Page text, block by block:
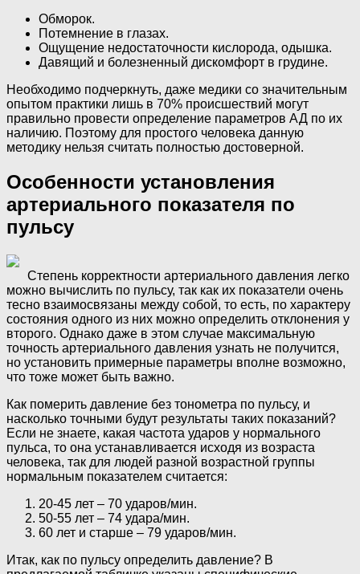
Обморок.
Потемнение в глазах.
Ощущение недостаточности кислорода, одышка.
Давящий и болезненный дискомфорт в грудине.
Необходимо подчеркнуть, даже медики со значительным
опытом практики лишь в 70% происшествий могут
правильно провести определение параметров АД по их
наличию. Поэтому для простого человека данную
методику нельзя считать полностью достоверной.
Особенности установления
артериального показателя по
пульсу
Степень корректности артериального давления легко
можно вычислить по пульсу, так как их показатели очень
тесно взаимосвязаны между собой, то есть, по характеру
состояния одного из них можно определить отклонения у
второго. Однако даже в этом случае максимальную
точность артериального давления узнать не получится,
но установить примерные параметры вполне возможно,
что тоже может быть важно.
Как померить давление без тонометра по пульсу, и
насколько точными будут результаты таких показаний?
Если не знаете, какая частота ударов у нормального
пульса, то она устанавливается исходя из возраста
человека, так для людей разной возрастной группы
нормальным показателем считается:
20-45 лет – 70 ударов/мин.
50-55 лет – 74 удара/мин.
60 лет и старше – 79 ударов/мин.
Итак, как по пульсу определить давление? В